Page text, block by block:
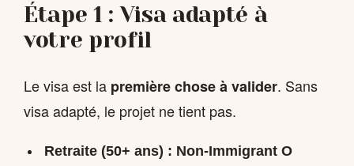
Étape 1 : Visa adapté à
votre profil
Le visa est la première chose à valider. Sans
visa adapté, le projet ne tient pas.
Retraite (50+ ans) : Non-Immigrant O